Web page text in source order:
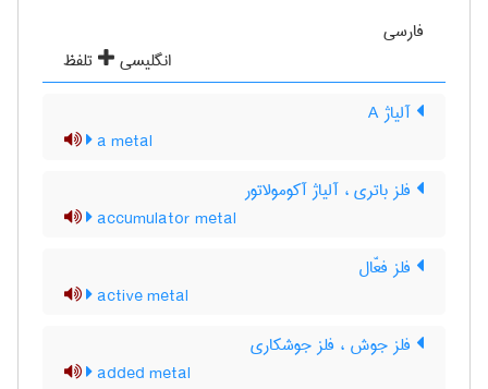
فارسی
انگلیسی
تلفظ
آلیاژ A
a metal
فلز باتری ، آلیاژ آکومولاتور
accumulator metal
فلز فعّال
active metal
فلز جوش ، فلز جوشکاری
added metal